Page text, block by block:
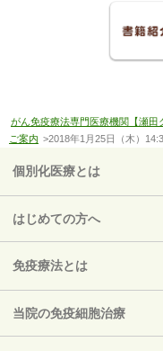
がん免疫療法専門医療機関【瀬田
ご案内 >2018年1月25日（木）
個別化医療とは
はじめての方へ
免疫療法とは
当院の免疫細胞治療